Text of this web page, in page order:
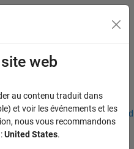
Adresses de nos bureaux
du menu
web
au contenu traduit dans
et voir les événements et les
nous vous recommandons
United States.